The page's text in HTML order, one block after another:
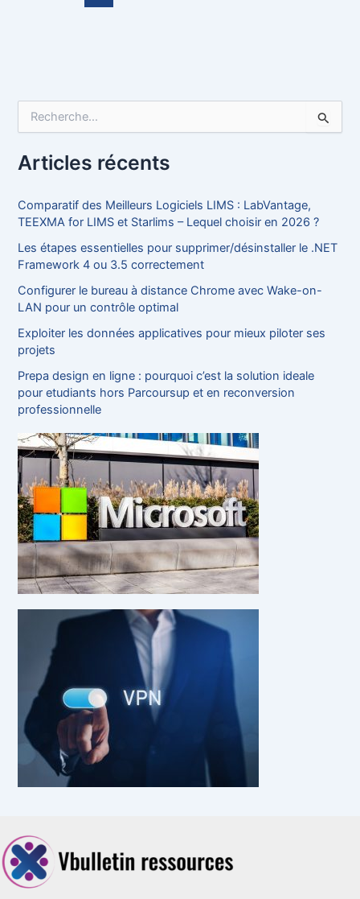
h
e
c
h
r
:
Articles récents
Comparatif des Meilleurs Logiciels LIMS : LabVantage,
TEEXMA for LIMS et Starlims – Lequel choisir en 2026 ?
Les étapes essentielles pour supprimer/désinstaller le .NET
Framework 4 ou 3.5 correctement
Configurer le bureau à distance Chrome avec Wake-on-
LAN pour un contrôle optimal
Exploiter les données applicatives pour mieux piloter ses
projets
Prepa design en ligne : pourquoi c’est la solution ideale
pour etudiants hors Parcoursup et en reconversion
professionnelle